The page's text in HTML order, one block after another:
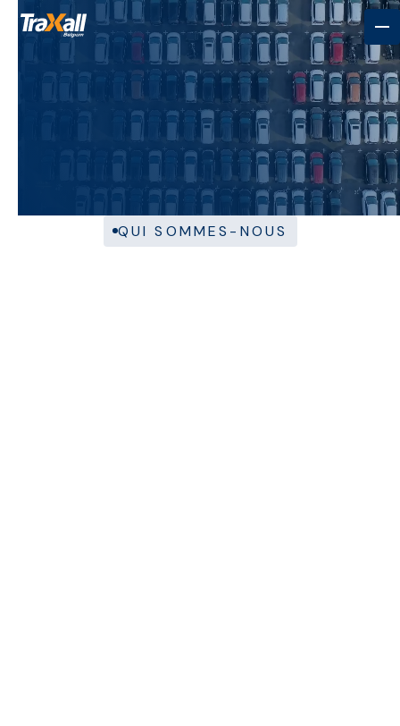
Planifiez une rencontre
Planifiez une rencontre
QUI SOMMES-NOUS